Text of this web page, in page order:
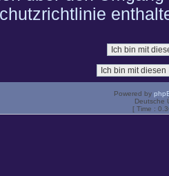
Powered by
Deutsche
[ Time :